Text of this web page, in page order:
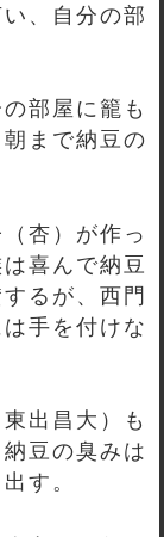
、自分の部
部屋に籠も
まで納豆の
杏）が作っ
喜んで納豆
るが、西門
手を付けな
出昌大）も
豆の臭みは
す。